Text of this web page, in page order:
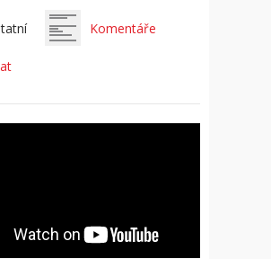
Komentáře